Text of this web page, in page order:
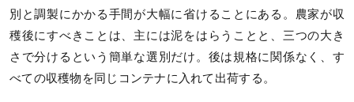
別と調製にかかる手間が大幅に省けることにある。農家が収
穫後にすべきことは、主には泥をはらうことと、三つの大き
さで分けるという簡単な選別だけ。後は規格に関係なく、す
べての収穫物を同じコンテナに入れて出荷する。